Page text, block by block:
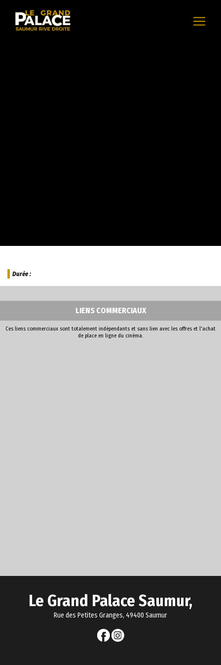
Durée :
LIENS COMMERCIAUX
Ces liens commerciaux sont totalement indépendants et sans lien avec les offres et l'achat
de place en ligne du cinéma.
Le Grand Palace Saumur,
Rue des Petites Granges, 49400 Saumur